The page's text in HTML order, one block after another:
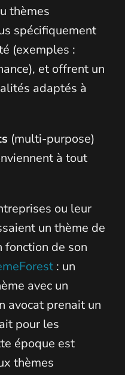
thèmes
spécifiquement
(exemples :
et offrent un
adaptés à
(multi-purpose)
à tout
ou leur
un thème de
fonction de son
: un
avec un
avocat prenait un
pour les
époque est
thèmes